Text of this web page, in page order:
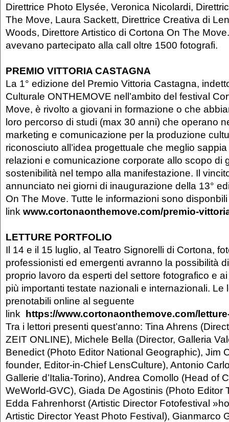
Direttrice Photo Elysée, Veronica Nicolardi,
The Move, Laura Sackett, Direttrice Creativa di
Woods, Direttore Artistico di Cortona On The
avevano partecipato alla call oltre 1500 fotografi.
PREMIO VITTORIA CASTAGNA
La 1° edizione del Premio Vittoria Castagna,
Culturale ONTHEMOVE nell’ambito del festival
Move, è rivolto a giovani in formazione o che
loro percorso di studi (max 30 anni) che operano
marketing e comunicazione per la produzione
riconosciuto all’idea progettuale che meglio
relazioni e comunicazione corporate allo scopo di
sostenibilità nel tempo alla manifestazione. Il
annunciato nei giorni di inaugurazione della 13°
On The Move. Tutte le informazioni sono
link www.cortonaonthemove.com/premio-
LETTURE PORTFOLIO
Il 14 e il 15 luglio, al Teatro Signorelli di Cortona,
professionisti ed emergenti avranno la possibilità
proprio lavoro da esperti del settore fotografico e
più importanti testate nazionali e internazionali. Le
prenotabili online al seguente
link https://www.cortonaonthemove.com/
Tra i lettori presenti quest’anno: Tina Ahrens
ZEIT ONLINE), Michele Bella (Director, Galleria
Benedict (Photo Editor National Geographic), Jim
founder, Editor-in-Chief LensCulture), Antonio
Gallerie d’Italia-Torino), Andrea Comollo (Head of
WeWorld-GVC), Giada De Agostinis (Photo Editor
Edda Fahrenhorst (Artistic Director Fotofestival
Artistic Director Yeast Photo Festival), Gianmarco